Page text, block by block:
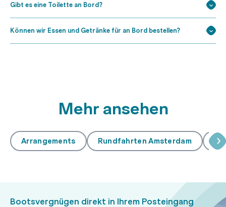
Gibt es eine Toilette an Bord?
Können wir Essen und Getränke für an Bord bestellen?
Mehr ansehen
Arrangements Rundfahrten Amsterdam
Bootsvergnügen direkt in Ihrem Posteingang